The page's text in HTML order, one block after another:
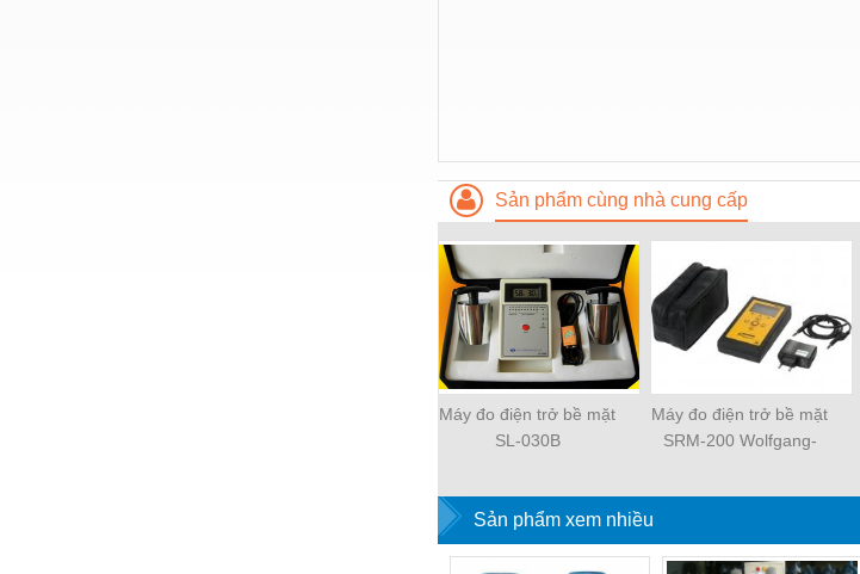
Sản phẩm cùng nhà cung cấp
Máy đo điện trở bề mặt
SL-030B
Máy đo điện trở bề mặt
SRM-200 Wolfgang-
Sản phẩm xem nhiều